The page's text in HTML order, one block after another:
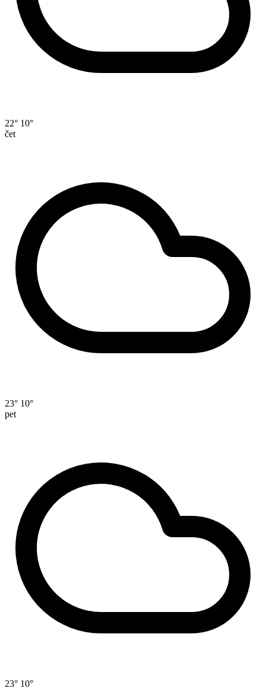
22° 10°
čet
23° 10°
pet
23° 10°